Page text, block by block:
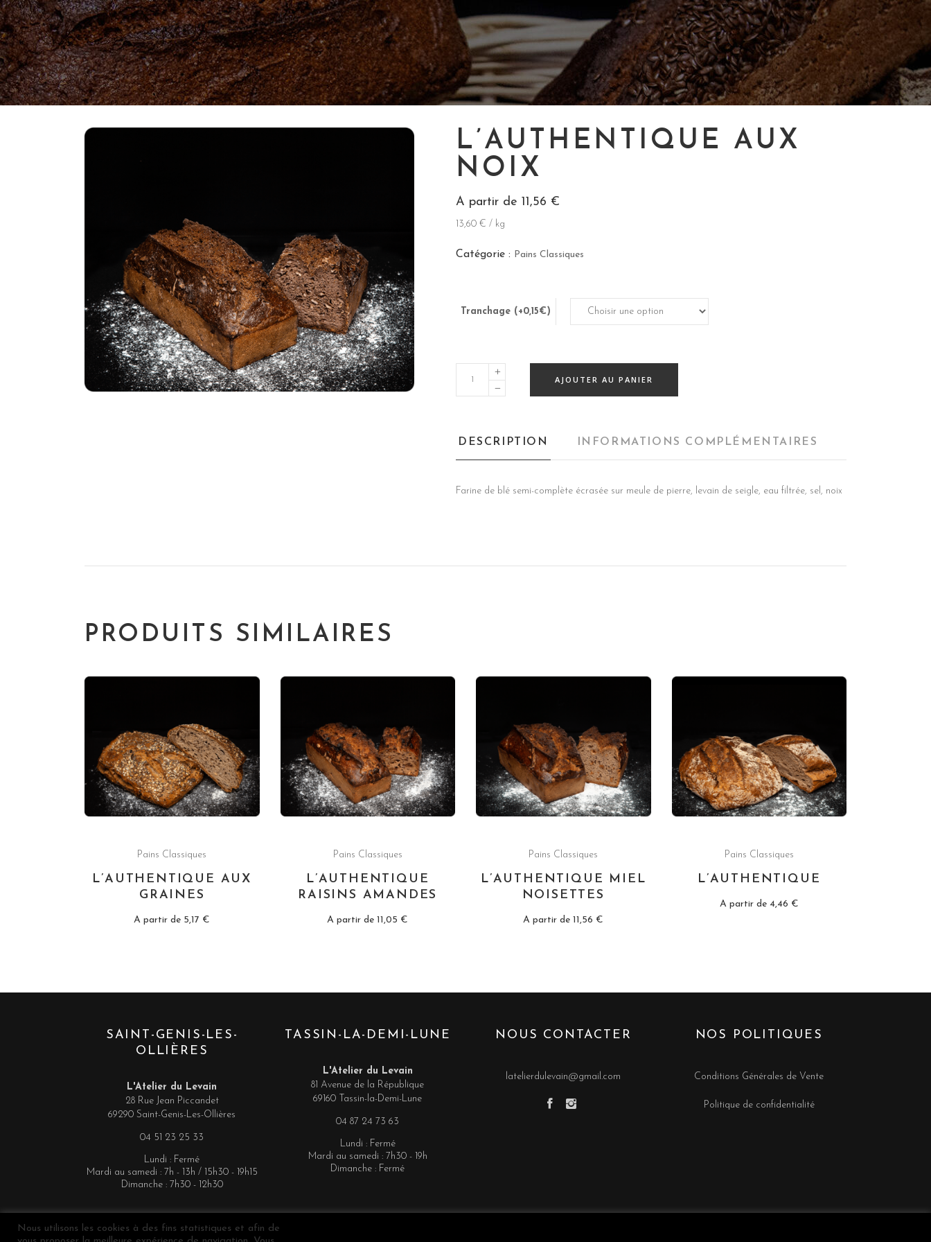
L’AUTHENTIQUE AUX
NOIX
A partir de 11,56 €
13,60 € / kg
Catégorie : Pains Classiques
Tranchage (+0,15€)
L'authentique
AJOUTER AU PANIER
DESCRIPTION INFORMATIONS COMPLÉMENTAIRES
Farine de blé semi-complète écrasée sur meule de pierre, levain de seigle, eau filtrée, sel, noix
PRODUITS SIMILAIRES
Pains Classiques
L’AUTHENTIQUE AUX
GRAINES
A partir de 5,17 €
Pains Classiques
L’AUTHENTIQUE
RAISINS AMANDES
A partir de11,05 €
Pains Classiques
L’AUTHENTIQUE MIEL
NOISETTES
A partir de11,56 €
Pains Classiques
L’AUTHENTIQUE
A partir de 4,46 €
SAINT-GENIS-LES-
OLLIÈRES
L'Atelier du Levain
28 Rue Jean Piccandet
69290 Saint-Genis-Les-Ollières
04 51 23 25 33
Lundi : Fermé
Mardi au samedi : 7h - 13h / 15h30 - 19h15
Dimanche : 7h30 - 12h30
TASSIN-LA-DEMI-LUNE
L'Atelier du Levain
81 Avenue de la République
69160 Tassin-la-Demi-Lune
04 87 24 73 63
Lundi : Fermé
Mardi au samedi : 7h30 - 19h
Dimanche : Fermé
NOUS CONTACTER
latelierdulevain@gmail.com
NOS POLITIQUES
Conditions Générales de Vente
Politique de confidentialité
Nous utilisons les cookies à des fins statistiques et afin de